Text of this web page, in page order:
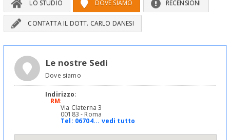
LO STUDIO DOVE SIAMO RECENSIONI
CONTATTA IL DOTT. CARLO DANESI
Le nostre Sedi
Dove siamo
Indirizzo:
RM:
Via Claterna 3
00183 - Roma
Tel: 06704... vedi tutto